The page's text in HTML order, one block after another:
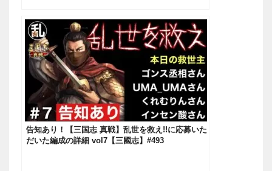
告知あり！【三国志 真戦】乱世を救え!!に応募いた
だいた編成の詳細 vol7【三國志】#493